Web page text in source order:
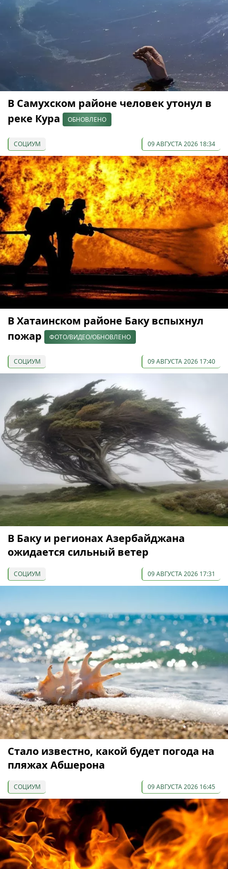
В Самухском районе человек утонул в
реке Кура
ОБНОВЛЕНО
СОЦИУМ 09 АВГУСТА 2026 18:34
В Хатаинском районе Баку вспыхнул
пожар
ФОТО/ВИДЕО/ОБНОВЛЕНО
СОЦИУМ 09 АВГУСТА 2026 17:40
В Баку и регионах Азербайджана
ожидается сильный ветер
СОЦИУМ 09 АВГУСТА 2026 17:31
Стало известно, какой будет погода на
пляжах Абшерона
СОЦИУМ 09 АВГУСТА 2026 16:45